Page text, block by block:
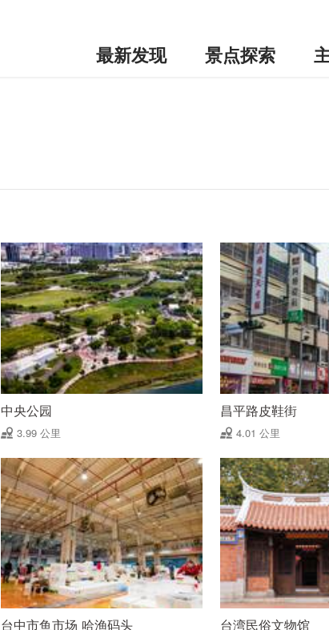
最新发现 景点探索
中央公园
3.99 公里
昌平路皮鞋街
4.01 公里
台中市鱼市场ˍ哈渔码头 台湾民俗文物馆